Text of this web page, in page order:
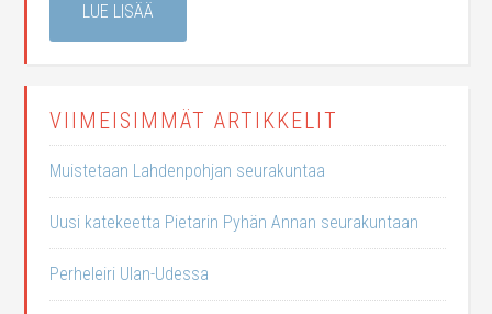
LUE LISÄÄ
VIIMEISIMMÄT ARTIKKELIT
Muistetaan Lahdenpohjan seurakuntaa
Uusi katekeetta Pietarin Pyhän Annan seurakuntaan
Perheleiri Ulan-Udessa